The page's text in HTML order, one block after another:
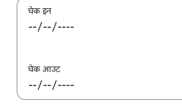
चेक इन
चेक आउट